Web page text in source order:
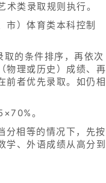
类录取规则执行。
市）体育类本科控制
的条件排序，再依次
物理或历史）成绩、再
前者优先录取。如仍相
。
分相等的情况下，先按
学、外语成绩从高分到